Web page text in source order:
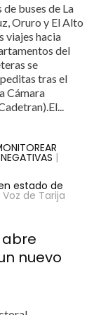
buses de La
Oruro y El Alto
viajes hacia
del
se
tras el
Cámara
|
estado de
Voz de Tarija
abre
nuevo